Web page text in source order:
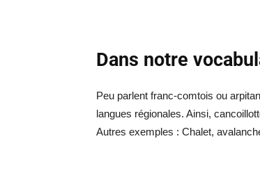
Dans notre
Peu parlent franc-comtois ou
langues régionales. Ainsi,
Autres exemples : Chalet,